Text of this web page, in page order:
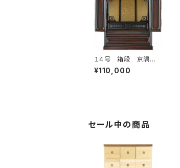
１４号 箱段 京隅
丸 紫檀調
¥110,000
セール中の商品